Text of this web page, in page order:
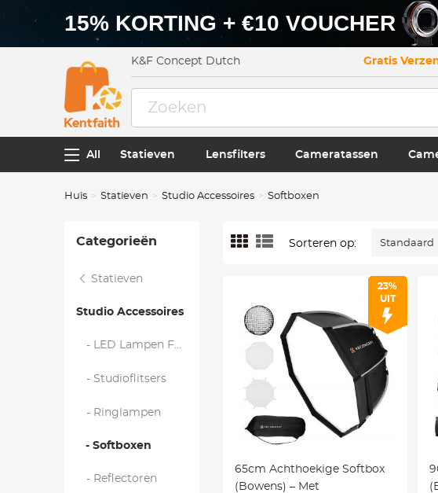
15% KORTING + €10 VOUCHER
K&F Concept Dutch Gratis
All Statieven Lensfilters Cameratassen
Huis Statieven Studio Accessoires Softboxen
Categorieën
Statieven
Studio Accessoires
- LED Lampen Fotografie
- Studioflitsers
- Ringlampen
- Softboxen
- Reflectoren
Sorteren op: Standaard
23%
UIT
65cm Achthoekige Softbox
(Bowens) – Met